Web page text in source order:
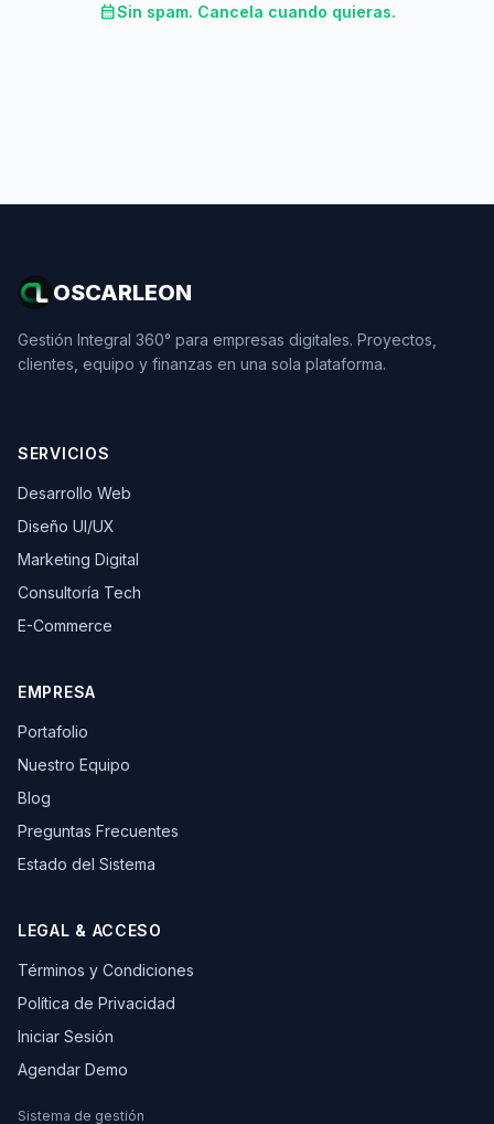
calendar_monthSin spam. Cancela cuando quieras.
OSCARLEON
Gestión Integral 360° para empresas digitales. Proyectos,
clientes, equipo y finanzas en una sola plataforma.
SERVICIOS
Desarrollo Web
Diseño UI/UX
Marketing Digital
Consultoría Tech
E-Commerce
EMPRESA
Portafolio
Nuestro Equipo
Blog
Preguntas Frecuentes
Estado del Sistema
LEGAL & ACCESO
Términos y Condiciones
Política de Privacidad
Iniciar Sesión
Agendar Demo
Sistema de gestión